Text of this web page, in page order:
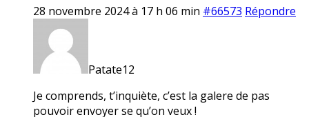
28 novembre 2024 à 17 h 06 min #66573 Répondre
Patate12
Je comprends, t’inquiète, c’est la galere de pas
pouvoir envoyer se qu’on veux !